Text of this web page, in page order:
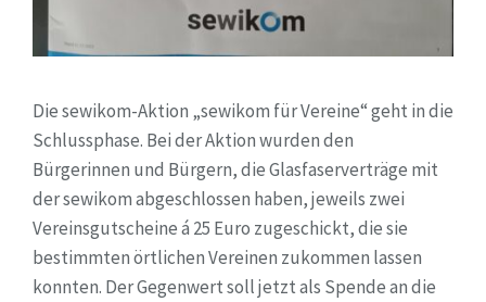
Die sewikom-Aktion „sewikom für Vereine“ geht in die
Schlussphase. Bei der Aktion wurden den
Bürgerinnen und Bürgern, die Glasfaserverträge mit
der sewikom abgeschlossen haben, jeweils zwei
Vereinsgutscheine á 25 Euro zugeschickt, die sie
bestimmten örtlichen Vereinen zukommen lassen
konnten. Der Gegenwert soll jetzt als Spende an die